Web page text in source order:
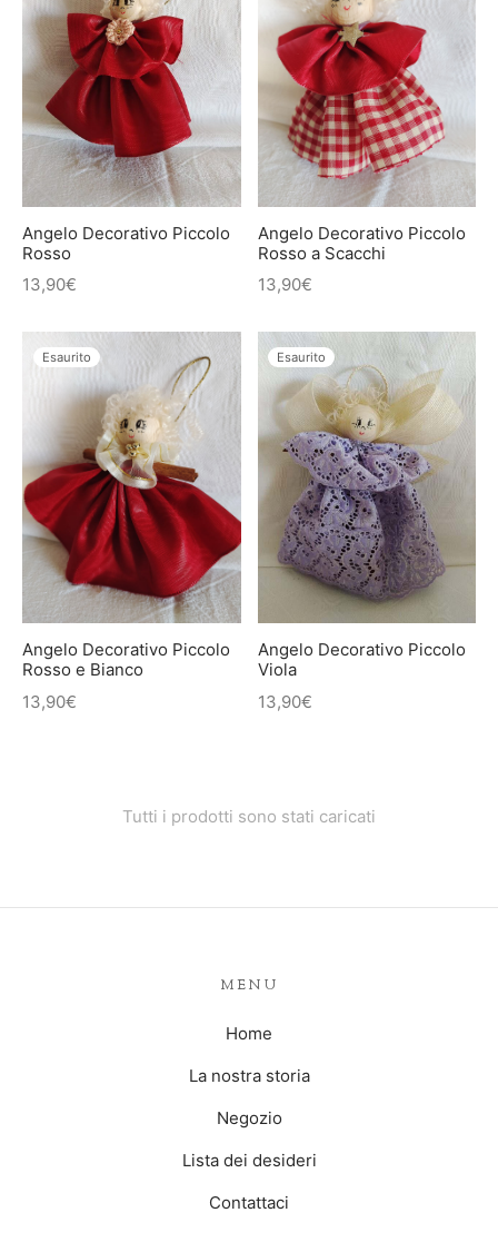
Angelo Decorativo Piccolo
Rosso
13,90€
Angelo Decorativo Piccolo
Rosso a Scacchi
13,90€
Esaurito
Angelo Decorativo Piccolo
Rosso e Bianco
13,90€
Esaurito
Angelo Decorativo Piccolo
Viola
13,90€
Tutti i prodotti sono stati caricati
MENU
Home
La nostra storia
Negozio
Lista dei desideri
Contattaci